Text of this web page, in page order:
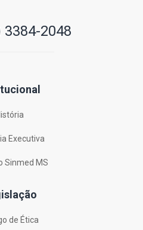
3384-2048
Executiva
Sinmed MS
de Ética